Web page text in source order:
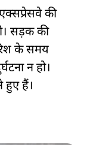
की
सड़क की
के समय
न हो।
हुए हैं।